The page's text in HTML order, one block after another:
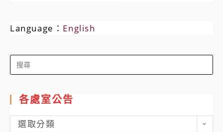
Language： English
Search
for:
各處室公告
各選取分類